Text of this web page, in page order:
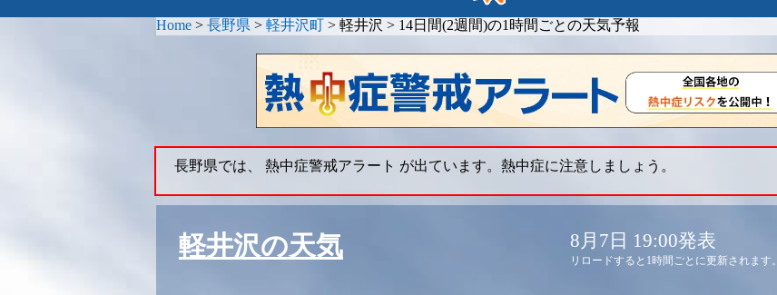
Home > 長野県 > 軽井沢町 > 軽井沢 > 14日間(2週間)の1時間ごとの天気予報
長野県では、 熱中症警戒アラート が出ています。熱中症に注意しましょう。
軽井沢の天気 8月7日 19:00発表
リロードすると1時間ごとに更新されます。